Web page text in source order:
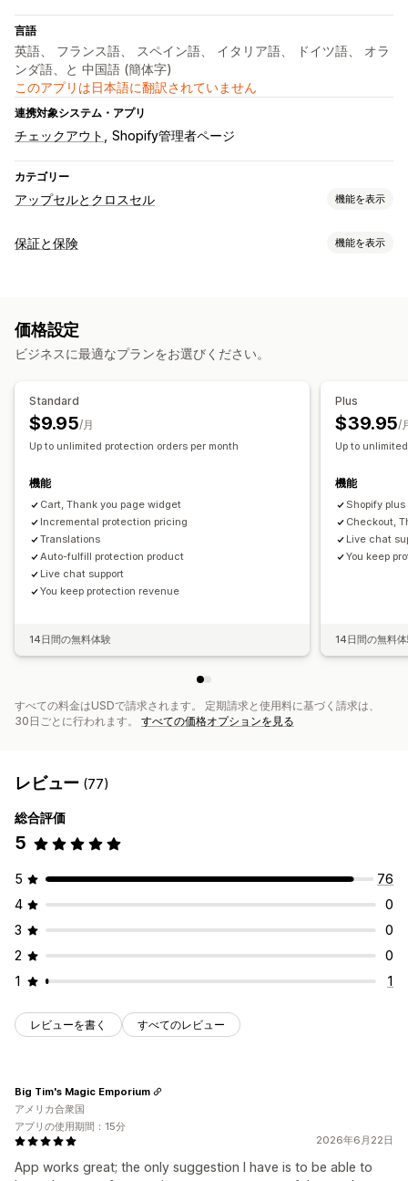
言語
英語、 フランス語、 スペイン語、 イタリア語、 ドイツ語、 オラ
ンダ語、と 中国語 (簡体字)
このアプリは日本語に翻訳されていません
連携対象システム・アプリ
チェックアウト Shopify管理者ページ
カテゴリー
アップセルとクロスセル 機能を表示
カスタマイズ
オファーとおすすめ
分析
コンバージョン率
最適化の提案
ファネルのパフォーマンス
保証と保険 機能を表示
拡張保証 固定価格設定
カスタムウィジェット
価格設定
ビジネスに最適なプランをお選びください。
Standard
$9.95/月
Up to unlimited protection orders per month
機能
Cart, Thank you page widget
Incremental protection pricing
Translations
Auto-fulfill protection product
Live chat support
You keep protection revenue
14日間の無料体験
Plus
$39.95/
Up to
機能
Shopify plus
Checkout,
Live chat
You keep
14日間の無料
すべての料金はUSDで請求されます。 定期請求と使用料に基づく請求は、
30日ごとに行われます。 すべての価格オプションを見る
レビュー (77)
総合評価
5
5
76
4
0
3
0
2
0
1
1
レビューを書く すべてのレビュー
2026年6月22日
App works great; the only suggestion I have is to be able to
Big Tim's Magic Emporium
アメリカ合衆国
アプリの使用期間：15分